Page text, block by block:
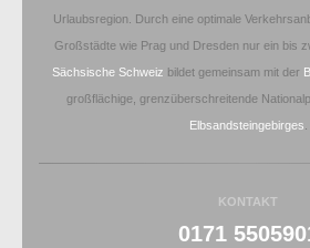
Urlaubsregion. Durch eine optimale
Großstädte wie Prag und Dresden nur ein bis
Sächsische Schweiz bildet gemeinsam mit der
großflächige, grenzüberschreitende
Elbsandsteingebirges
KONTAKT
0171